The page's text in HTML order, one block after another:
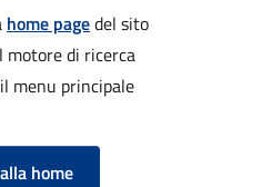
home pagedel sito
di ricerca
menu principale
home